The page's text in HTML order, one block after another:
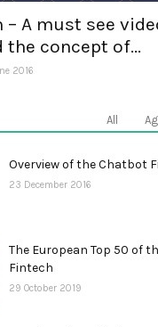
– A must see
the concept of...
2016
All
Overview of the Chatbot
23 December 2016
The European Top 50 of
Fintech
29 October 2019